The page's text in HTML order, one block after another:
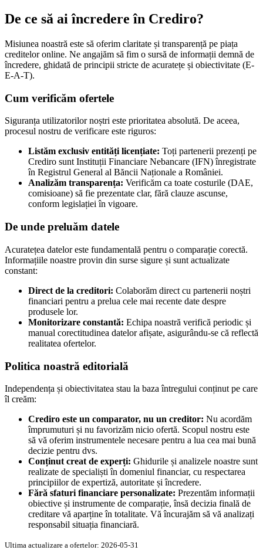
De ce să ai încredere în Crediro?
Misiunea noastră este să oferim claritate și transparență pe piața
creditelor online. Ne angajăm să fim o sursă de informații demnă de
încredere, ghidată de principii stricte de acuratețe și obiectivitate (E-
E-A-T).
Cum verificăm ofertele
Siguranța utilizatorilor noștri este prioritatea absolută. De aceea,
procesul nostru de verificare este riguros:
Listăm exclusiv entități licențiate: Toți partenerii prezenți pe
Crediro sunt Instituții Financiare Nebancare (IFN) înregistrate
în Registrul General al Băncii Naționale a României.
Analizăm transparența: Verificăm ca toate costurile (DAE,
comisioane) să fie prezentate clar, fără clauze ascunse,
conform legislației în vigoare.
De unde preluăm datele
Acuratețea datelor este fundamentală pentru o comparație corectă.
Informațiile noastre provin din surse sigure și sunt actualizate
constant:
Direct de la creditori: Colaborăm direct cu partenerii noștri
financiari pentru a prelua cele mai recente date despre
produsele lor.
Monitorizare constantă: Echipa noastră verifică periodic și
manual corectitudinea datelor afișate, asigurându-se că reflectă
realitatea ofertelor.
Politica noastră editorială
Independența și obiectivitatea stau la baza întregului conținut pe care
îl creăm:
Crediro este un comparator, nu un creditor: Nu acordăm
împrumuturi și nu favorizăm nicio ofertă. Scopul nostru este
să vă oferim instrumentele necesare pentru a lua cea mai bună
decizie pentru dvs.
Conținut creat de experți: Ghidurile și analizele noastre sunt
realizate de specialiști în domeniul financiar, cu respectarea
principiilor de expertiză, autoritate și încredere.
Fără sfaturi financiare personalizate: Prezentăm informații
obiective și instrumente de comparație, însă decizia finală de
creditare vă aparține în totalitate. Vă încurajăm să vă analizați
responsabil situația financiară.
Ultima actualizare a ofertelor: 2026-05-31